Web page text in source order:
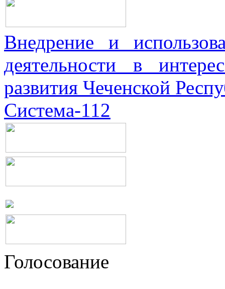
Внедрение и
деятельности в
развития Чеченской
Система-112
Голосование